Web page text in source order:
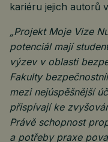
kariéru jejich autorů
„Projekt Moje Vize
potenciál mají
výzev v oblasti
Fakulty
mezi nejúspěšnější
přispívají ke
Právě schopnost
a potřeby praxe